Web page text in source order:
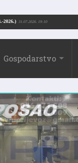
Drago Borić (1973.-2026.)
Gospodarstvo